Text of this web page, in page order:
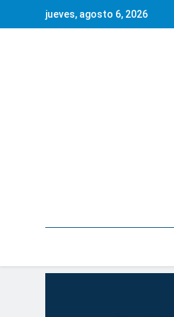
jueves, agosto 6, 2026